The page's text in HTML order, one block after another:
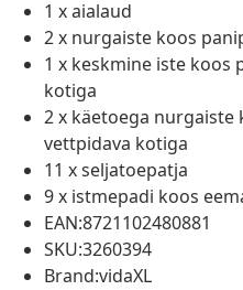
1 x aialaud
2 x nurgaiste koos
1 x keskmine iste koos
kotiga
2 x käetoega nurgaiste
vettpidava kotiga
11 x seljatoepatja
9 x istmepadi koos
EAN:8721102480881
SKU:3260394
Brand:vidaXL